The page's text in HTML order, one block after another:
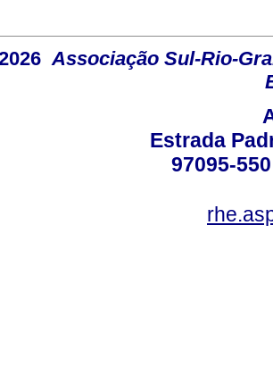
Associação Sul-Rio-
Estrada
97095-